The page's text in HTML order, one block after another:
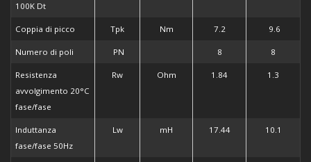
100K Dt
Coppia di picco Tpk Nm 7.2 9.6
Numero di poli PN 8 8
Resistenza
avvolgimento 20°C
fase/fase
Rw Ohm 1.84 1.3
Induttanza
fase/fase 50Hz
Lw mH 17.44 10.1